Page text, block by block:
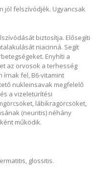
jól felszívódjék. Ugyancsak
biztosítja. Elősegíti
niacinná. Segít
Enyhíti a
az orvosok a terhesség
írnak fel, B6-vitamint
nukleinsavak megfelelő
a vizeletürítési
lábikragörcsöket,
(neuritis) néhány
működik.
glossitis.